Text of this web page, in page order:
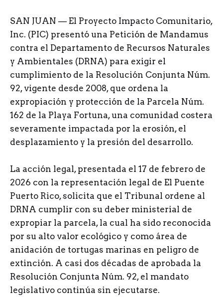
SAN JUAN — El Proyecto Impacto Comunitario,
Inc. (PIC) presentó una Petición de Mandamus
contra el Departamento de Recursos Naturales
y Ambientales (DRNA) para exigir el
cumplimiento de la Resolución Conjunta Núm.
92, vigente desde 2008, que ordena la
expropiación y protección de la Parcela Núm.
162 de la Playa Fortuna, una comunidad costera
severamente impactada por la erosión, el
desplazamiento y la presión del desarrollo.
La acción legal, presentada el 17 de febrero de
2026 con la representación legal de El Puente
Puerto Rico, solicita que el Tribunal ordene al
DRNA cumplir con su deber ministerial de
expropiar la parcela, la cual ha sido reconocida
por su alto valor ecológico y como área de
anidación de tortugas marinas en peligro de
extinción. A casi dos décadas de aprobada la
Resolución Conjunta Núm. 92, el mandato
legislativo continúa sin ejecutarse.